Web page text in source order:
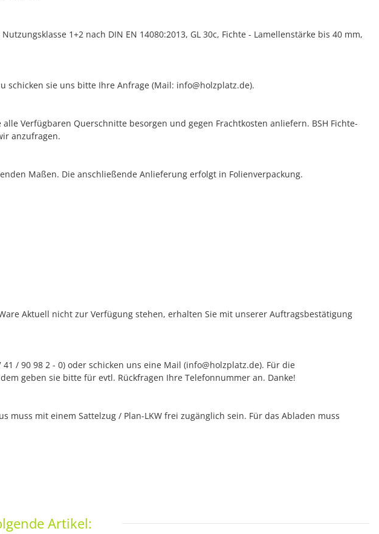
1+2 nach DIN EN 14080:2013, GL 30c, Fichte - Lamellenstärke bis 40 mm,
sie uns bitte Ihre Anfrage (Mail: info@holzplatz.de).
Verfügbaren Querschnitte besorgen und gegen Frachtkosten anliefern. BSH Fichte-
anzufragen.
Maßen. Die anschließende Anlieferung erfolgt in Folienverpackung.
Aktuell nicht zur Verfügung stehen, erhalten Sie mit unserer Auftragsbestätigung
/ 90 98 2 - 0) oder schicken uns eine Mail (info@holzplatz.de). Für die
geben sie bitte für evtl. Rückfragen Ihre Telefonnummer an. Danke!
mit einem Sattelzug / Plan-LKW frei zugänglich sein. Für das Abladen muss
Artikel: